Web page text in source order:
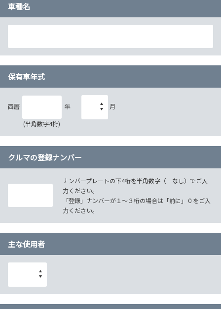
車種名
保有車年式
西暦 年
(半角数字4桁)
月
クルマの登録ナンバー
ナンバープレートの下4桁を半角数字（－なし）でご入
力ください。
「登録」ナンバーが１～３桁の場合は「前に」０をご入
力ください。
主な使用者